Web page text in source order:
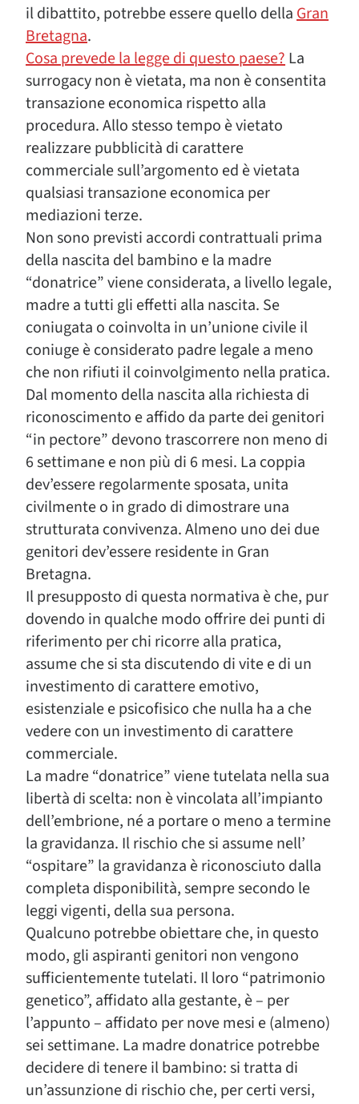
il dibattito, potrebbe essere quello dellaGran
Bretagna.
Cosa prevede la legge di questo paese?La
surrogacy non è vietata, ma non è consentita
transazione economica rispetto alla
procedura. Allo stesso tempo è vietato
realizzare pubblicità di carattere
commerciale sull’argomento ed è vietata
qualsiasi transazione economica per
mediazioni terze.
Non sono previsti accordi contrattuali prima
della nascita del bambino e la madre
“donatrice” viene considerata, a livello legale,
madre a tutti gli effetti alla nascita. Se
coniugata o coinvolta in un’unione civile il
coniuge è considerato padre legale a meno
che non rifiuti il coinvolgimento nella pratica.
Dal momento della nascita alla richiesta di
riconoscimento e affido da parte dei genitori
“in pectore” devono trascorrere non meno di
6 settimane e non più di 6 mesi. La coppia
dev’essere regolarmente sposata, unita
civilmente o in grado di dimostrare una
strutturata convivenza. Almeno uno dei due
genitori dev’essere residente in Gran
Bretagna.
Il presupposto di questa normativa è che, pur
dovendo in qualche modo offrire dei punti di
riferimento per chi ricorre alla pratica,
assume che si sta discutendo di vite e di un
investimento di carattere emotivo,
esistenziale e psicofisico che nulla ha a che
vedere con un investimento di carattere
commerciale.
La madre “donatrice” viene tutelata nella sua
libertà di scelta: non è vincolata all’impianto
dell’embrione, né a portare o meno a termine
la gravidanza. Il rischio che si assume nell’
“ospitare” la gravidanza è riconosciuto dalla
completa disponibilità, sempre secondo le
leggi vigenti, della sua persona.
Qualcuno potrebbe obiettare che, in questo
modo, gli aspiranti genitori non vengono
sufficientemente tutelati. Il loro “patrimonio
genetico”, affidato alla gestante, è – per
l’appunto – affidato per nove mesi e (almeno)
sei settimane. La madre donatrice potrebbe
decidere di tenere il bambino: si tratta di
un’assunzione di rischio che, per certi versi,